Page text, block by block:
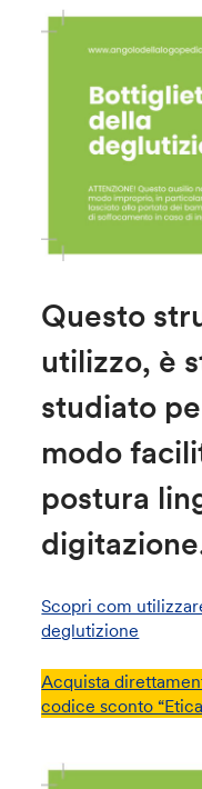
Questo
utilizzo, è
studiato
modo
postura
Scopri com
deglutizione
Acquista
codice sconto